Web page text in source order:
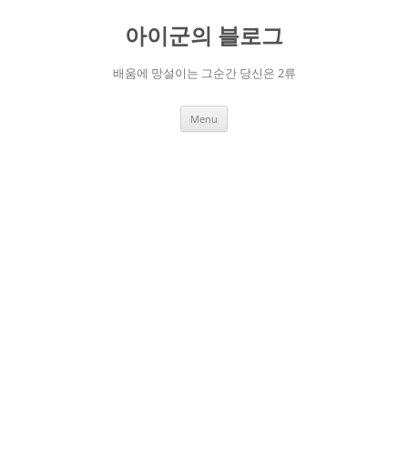
아이군의 블로그
배움에 망설이는 그순간 당신은 2류
Menu